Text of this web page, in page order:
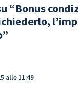
“Bonus
alle 11:49